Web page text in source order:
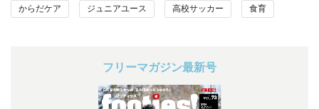
からだケア ジュニアユース 高校サッカー 食育
フリーマガジン最新号